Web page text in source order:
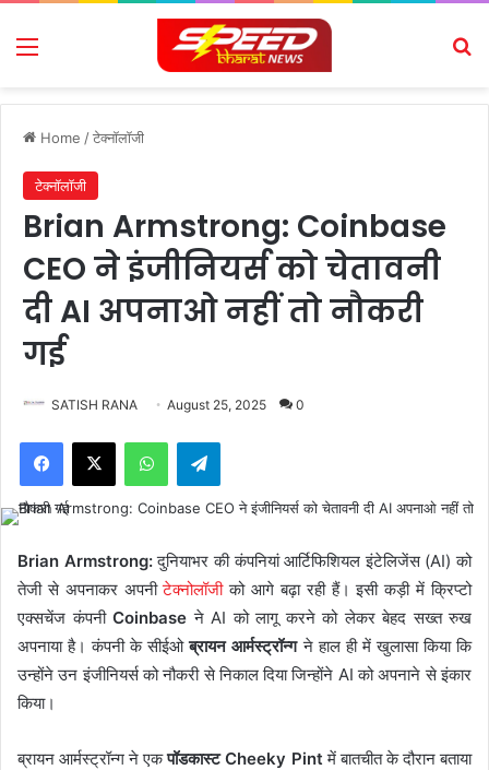
Menu
Home /टेक्नॉलॉजी
टेक्नॉलॉजी
Brian Armstrong: Coinbase
CEO ने इंजीनियर्स को चेतावनी
दी AI अपनाओ नहीं तो नौकरी
गई
SATISH RANA August 25, 2025 0
Facebook
X WhatsAppTelegram
Brian Armstrong:दुनियाभर की कंपनियां आर्टिफिशियल इंटेलिजेंस (AI) को
तेजी से अपनाकर अपनीटेक्नोलॉजीको आगे बढ़ा रही हैं। इसी कड़ी में क्रिप्टो
एक्सचेंज कंपनी Coinbase ने AI को लागू करने को लेकर बेहद सख्त रुख
अपनाया है। कंपनी के सीईओब्रायन आर्मस्ट्रॉन्गने हाल ही में खुलासा किया कि
उन्होंने उन इंजीनियर्स को नौकरी से निकाल दिया जिन्होंने AI को अपनाने से इंकार
किया।
ब्रायन आर्मस्ट्रॉन्ग ने एकपॉडकास्ट Cheeky Pintमें बातचीत के दौरान बताया